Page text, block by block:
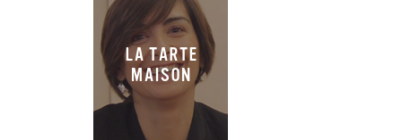
LA TARTE
MAISON